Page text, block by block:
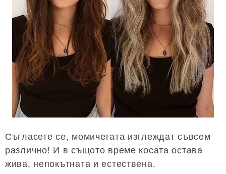
Съгласете се, момичетата изглеждат съвсем
различно! И в същото време косата остава
жива, непокътната и естествена.